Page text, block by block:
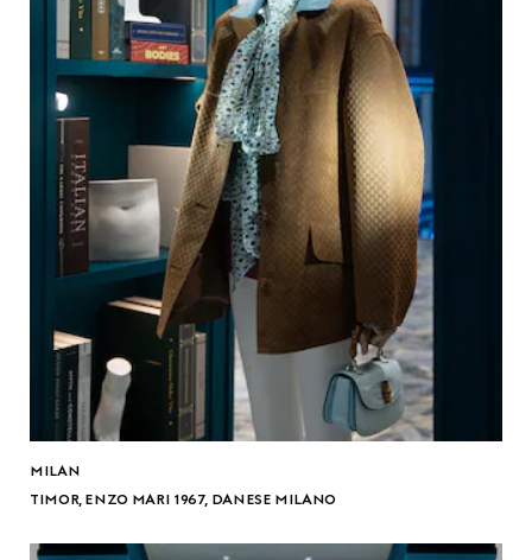
MILAN
TIMOR, ENZO MARI 1967, DANESE MILANO